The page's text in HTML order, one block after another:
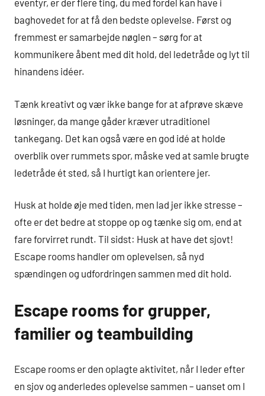
eventyr, er der flere ting, du med fordel kan have i
baghovedet for at få den bedste oplevelse. Først og
fremmest er samarbejde nøglen – sørg for at
kommunikere åbent med dit hold, del ledetråde og lyt til
hinandens idéer.
Tænk kreativt og vær ikke bange for at afprøve skæve
løsninger, da mange gåder kræver utraditionel
tankegang. Det kan også være en god idé at holde
overblik over rummets spor, måske ved at samle brugte
ledetråde ét sted, så I hurtigt kan orientere jer.
Husk at holde øje med tiden, men lad jer ikke stresse –
ofte er det bedre at stoppe op og tænke sig om, end at
fare forvirret rundt. Til sidst: Husk at have det sjovt!
Escape rooms handler om oplevelsen, så nyd
spændingen og udfordringen sammen med dit hold.
Escape rooms for grupper,
familier og teambuilding
Escape rooms er den oplagte aktivitet, når I leder efter
en sjov og anderledes oplevelse sammen – uanset om I